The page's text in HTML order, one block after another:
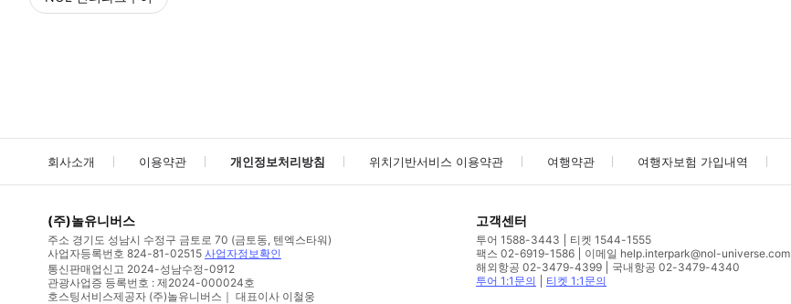
회사소개 이용약관 개인정보처리방침 위치기반서비스 이용약관 여행약관 여행자보험 가입내역
(주)놀유니버스
주소 경기도 성남시 수정구 금토로 70 (금토동, 텐엑스타워)
사업자등록번호 824-81-02515 사업자정보확인
통신판매업신고 2024-성남수정-0912
관광사업증 등록번호 : 제2024-000024호
호스팅서비스제공자 (주)놀유니버스｜ 대표이사 이철웅
고객센터
투어 1588-3443
티켓 1544-1555
팩스 02-6919-1586
이메일 help.interpark@nol-universe.com
해외항공 02-3479-4399
국내항공 02-3479-4340
투어 1:1문의
티켓 1:1문의